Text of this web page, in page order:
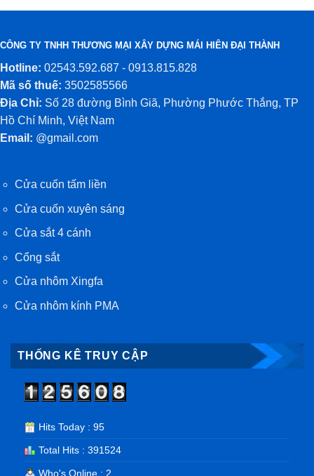
CÔNG TY TNHH THƯƠNG MẠI XÂY DỰNG MÁI HIÊN ĐẠI THÀNH
Hotline: 02543.592.687 - 0913.815.828
Mã số thuế: 3502585566
Địa Chỉ: Số 28 đường Bình Giã, Phường Phước Thắng, TP
Hồ Chí Minh, Việt Nam
Email: @gmail.com
Cửa cuốn tấm liền
Cửa cuốn xuyên sáng
Cửa sắt 4 cánh
Cổng sắt
Cửa nhôm Xingfa
Cửa nhôm kính PMA
THỐNG KÊ TRUY CẬP
Hits Today : 95
Total Hits : 391524
Who's Online : 2